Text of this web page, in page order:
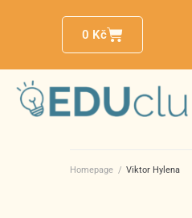
0 Kč
Homepage / Viktor Hylena